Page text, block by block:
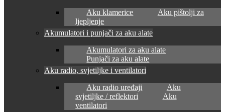
Aku klamerice
Aku pištolji za
ljepljenje
Akumulatori i punjači za aku alate
Akumulatori za aku alate
Punjači za aku alate
Aku radio, svjetiljke i ventilatori
Aku radio uređaji
Aku
svjetiljke / reflektori
Aku
ventilatori